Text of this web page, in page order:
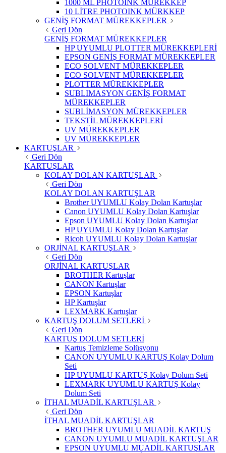
1000 ML PHOTOINK MÜREKKEP
10 LİTRE PHOTOINK MÜRKKEP
GENİŞ FORMAT MÜREKKEPLER
Geri Dön
GENİŞ FORMAT MÜREKKEPLER
HP UYUMLU PLOTTER MÜREKKEPLERİ
EPSON GENİŞ FORMAT MÜREKKEPLER
ECO SOLVENT MÜREKKEPLER
ECO SOLVENT MÜREKKEPLER
PLOTTER MÜREKKEPLER
SUBLIMASYON GENİŞ FORMAT
MÜREKKEPLER
SUBLİMASYON MÜREKKEPLER
TEKSTİL MÜREKKEPLERİ
UV MÜREKKEPLER
UV MÜREKKEPLER
KARTUŞLAR
Geri Dön
KARTUŞLAR
KOLAY DOLAN KARTUŞLAR
Geri Dön
KOLAY DOLAN KARTUŞLAR
Brother UYUMLU Kolay Dolan Kartuşlar
Canon UYUMLU Kolay Dolan Kartuşlar
Epson UYUMLU Kolay Dolan Kartuşlar
HP UYUMLU Kolay Dolan Kartuşlar
Ricoh UYUMLU Kolay Dolan Kartuşlar
ORJİNAL KARTUŞLAR
Geri Dön
ORJİNAL KARTUŞLAR
BROTHER Kartuşlar
CANON Kartuşlar
EPSON Kartuşlar
HP Kartuşlar
LEXMARK Kartuşlar
KARTUŞ DOLUM SETLERİ
Geri Dön
KARTUŞ DOLUM SETLERİ
Kartuş Temizleme Solüsyonu
CANON UYUMLU KARTUŞ Kolay Dolum
Seti
HP UYUMLU KARTUŞ Kolay Dolum Seti
LEXMARK UYUMLU KARTUŞ Kolay
Dolum Seti
İTHAL MUADİL KARTUŞLAR
Geri Dön
İTHAL MUADİL KARTUŞLAR
BROTHER UYUMLU MUADİL KARTUŞ
CANON UYUMLU MUADİL KARTUŞLAR
EPSON UYUMLU MUADİL KARTUŞLAR